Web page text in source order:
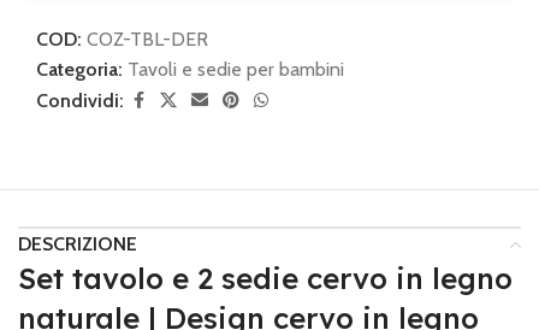
3 o 4 rate senza costi aggiuntivi
Da 30 € di acquisto
💡Come funziona:Scegli alla pagina di pagamento
3 o 4 rate con Klarna
e imposta le rate mensili.
COD: COZ-TBL-DER
Categoria: Tavoli e sedie per bambini
Condividi:
DESCRIZIONE
Set tavolo e 2 sedie cervo in legno
naturale | Design cervo in legno